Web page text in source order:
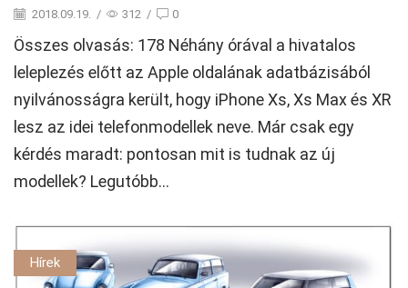
2018.09.19. / 312 / 0
Összes olvasás: 178 Néhány órával a hivatalos
leleplezés előtt az Apple oldalának adatbázisából
nyilvánosságra került, hogy iPhone Xs, Xs Max és XR
lesz az idei telefonmodellek neve. Már csak egy
kérdés maradt: pontosan mit is tudnak az új
modellek? Legutóbb...
Hírek